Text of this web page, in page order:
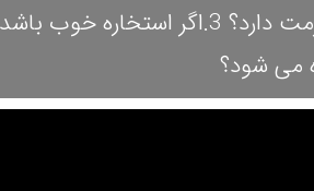
موضوعات مختلف تفاوت نظر دارند؟ 2.غیب گویی درست است و آیا حرمت دارد؟